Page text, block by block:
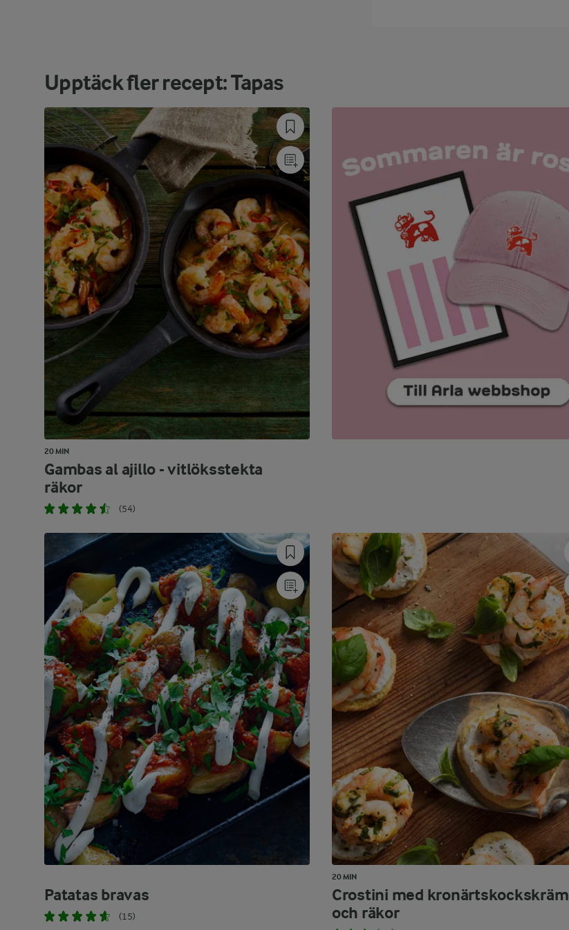
Upptäck fler recept: Tapas
20 MIN
Gambas al ajillo - vitlöksstekta
räkor
(54)
Patatas bravas
(15)
20 MIN
Crostini med kronärtskockskräm
och räkor